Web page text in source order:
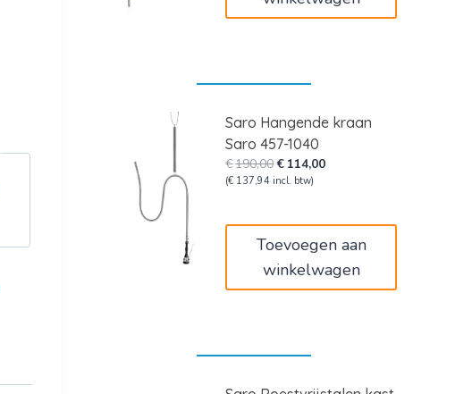
Saro Hangende kraan
Saro 457-1040
€190,00Oorspronkelijke
prijs
€ 114,00Huidige
(€ 137,94 incl. btw)
Toevoegen aan
winkelwagen